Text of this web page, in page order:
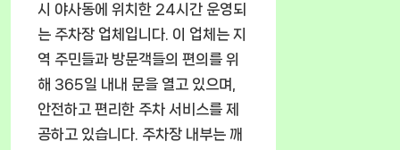
시 야사동에 위치한 24시간 운영되
는 주차장 업체입니다. 이 업체는 지
역 주민들과 방문객들의 편의를 위
해 365일 내내 문을 열고 있으며,
안전하고 편리한 주차 서비스를 제
공하고 있습니다. 주차장 내부는 깨